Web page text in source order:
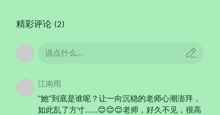
精彩评论 (2)
说点什么...
江南雨
“她”到底是谁呢？让一向沉稳的老师心潮澎拜，
如此乱了方寸……😊😊😊老师，好久不见，很高